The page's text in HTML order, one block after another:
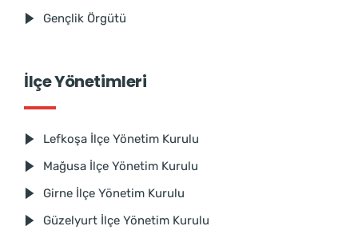
Gençlik Örgütü
İlçe Yönetimleri
Lefkoşa İlçe Yönetim Kurulu
Mağusa İlçe Yönetim Kurulu
Girne İlçe Yönetim Kurulu
Güzelyurt İlçe Yönetim Kurulu